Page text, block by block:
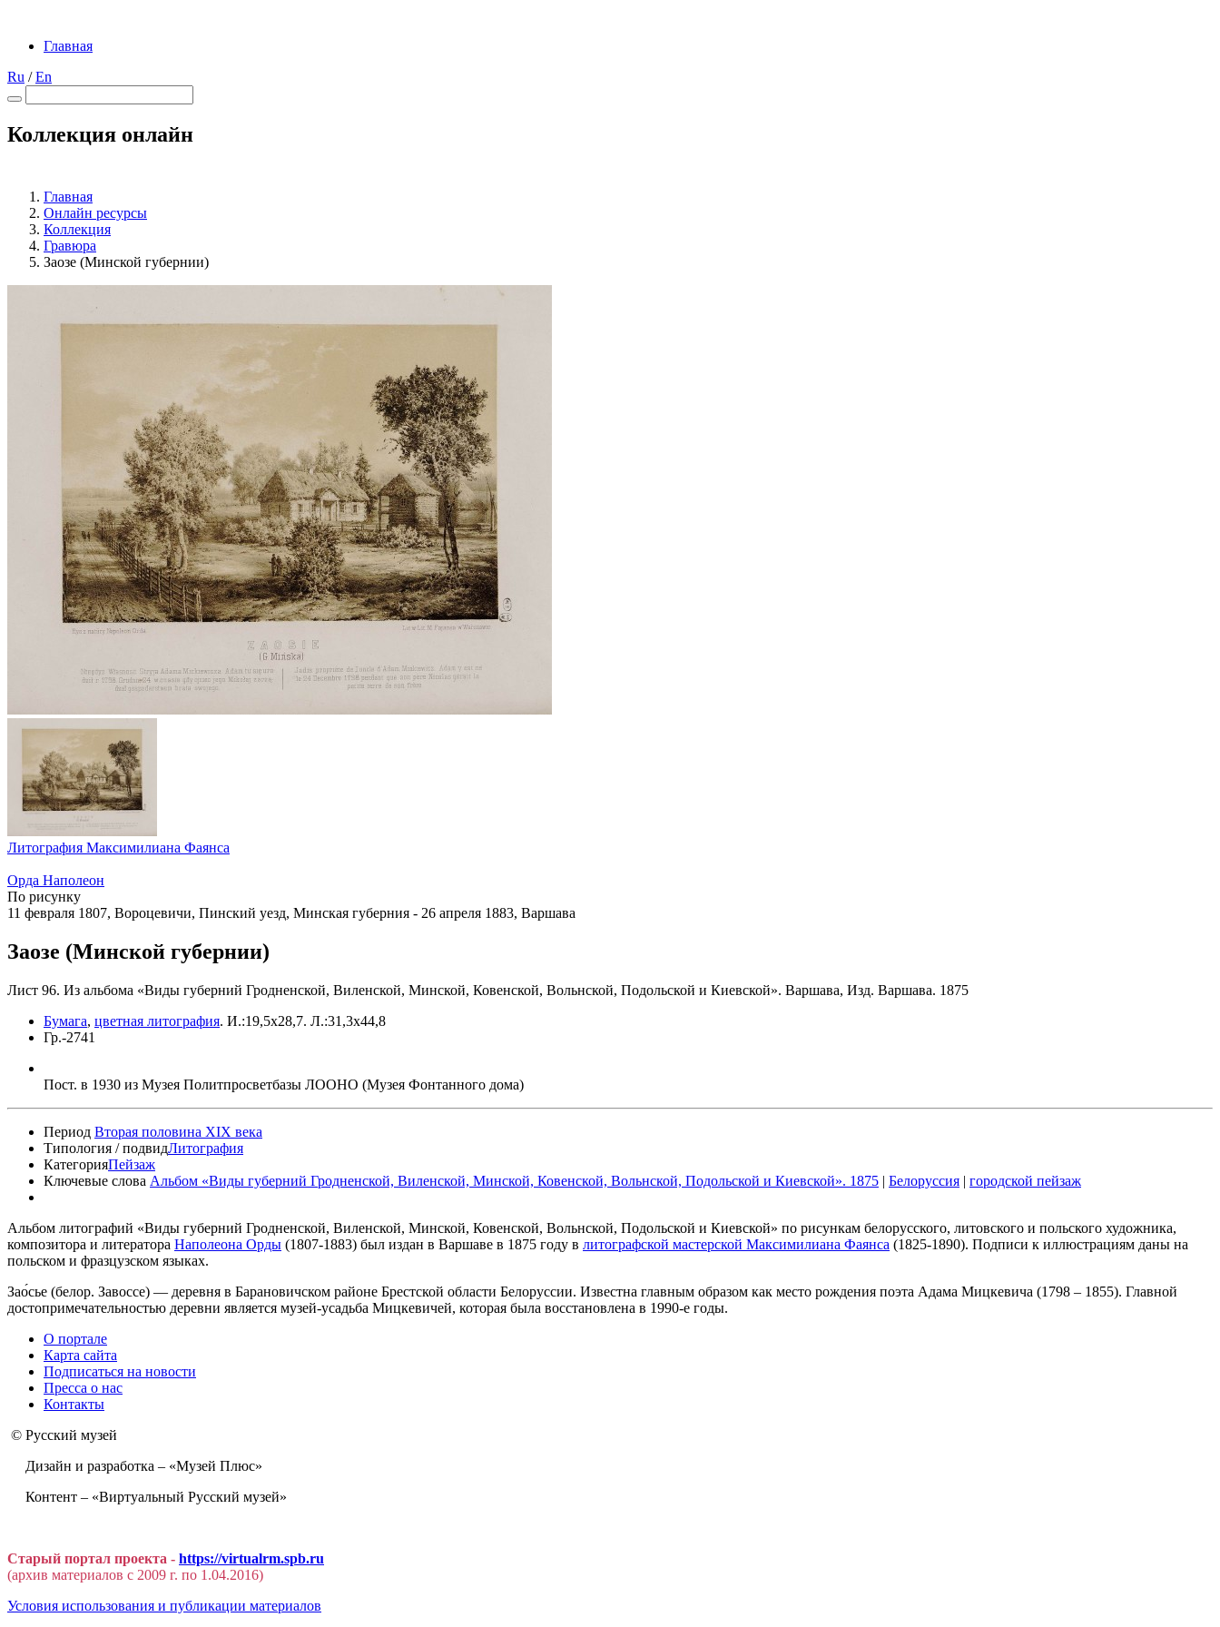
Главная
Ru /En
Коллекция онлайн
Главная
Онлайн ресурсы
Коллекция
Гравюра
Заозе (Минской губернии)
Литография Максимилиана Фаянса
Орда Наполеон
По рисунку
11 февраля 1807, Вороцевичи, Пинский уезд, Минская губерния - 26 апреля 1883, Варшава
Заозе (Минской губернии)
Лист 96. Из альбома «Виды губерний Гродненской, Виленской, Минской, Ковенской, Вольнской, Подольской и Киевской». Варшава, Изд. Варшава. 1875
Бумага, цветная литография. И.:19,5х28,7. Л.:31,3х44,8
Гр.-2741
Пост. в 1930 из Музея Политпросветбазы ЛООНО (Музея Фонтанного дома)
Период Вторая половина XIX века
Типология / подвидЛитография
КатегорияПейзаж
Ключевые слова Альбом «Виды губерний Гродненской, Виленской, Минской, Ковенской, Вольнской, Подольской и Киевской». 1875 | Белоруссия | городской пейзаж
Альбом литографий «Виды губерний Гродненской, Виленской, Минской, Ковенской, Вольнской, Подольской и Киевской» по рисункам белорусского, литовского и польского художника,
композитора и литератора Наполеона Орды (1807-1883) был издан в Варшаве в 1875 году в литографской мастерской Максимилиана Фаянса (1825-1890). Подписи к иллюстрациям даны на
польском и фразцузском языках.
Зао́сье (белор. Завоссе) — деревня в Барановичском районе Брестской области Белоруссии. Известна главным образом как место рождения поэта Адама Мицкевича (1798 – 1855). Главной
достопримечательностью деревни является музей-усадьба Мицкевичей, которая была восстановлена в 1990-е годы.
О портале
Карта сайта
Подписаться на новости
Пресса о нас
Контакты
© Русский музей
Дизайн и разработка – «Музей Плюс»
Контент – «Виртуальный Русский музей»
Старый портал проекта - https://virtualrm.spb.ru
(архив материалов с 2009 г. по 1.04.2016)
Условия использования и публикации материалов